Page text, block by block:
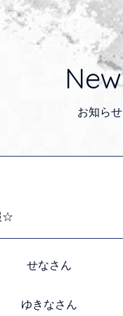
お知らせ
☆
せなさん ま
ゆきなさん